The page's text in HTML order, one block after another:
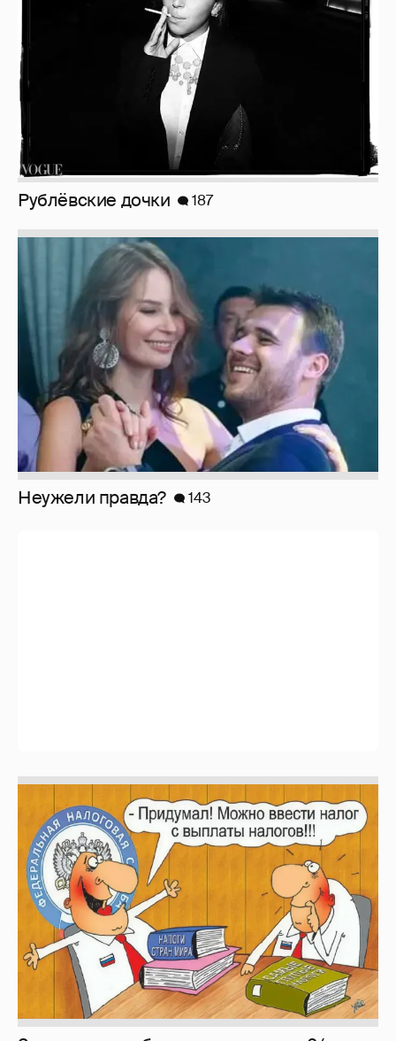
Рублёвские дочки 187
Неужели правда? 143
Зачем нам вообще платить налоги? (или:
как работают наши деньги, когда мы
заикаемся о защите прав)